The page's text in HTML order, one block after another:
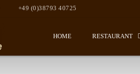
+49 (0)38793 40725
HOME RESTAURANT